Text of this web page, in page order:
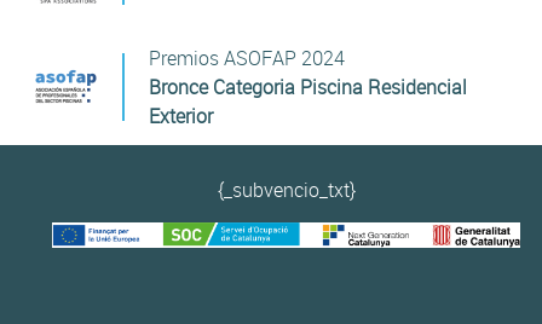
Premios ASOFAP 2024
Bronce Categoria Piscina Residencial
Exterior
{_subvencio_txt}